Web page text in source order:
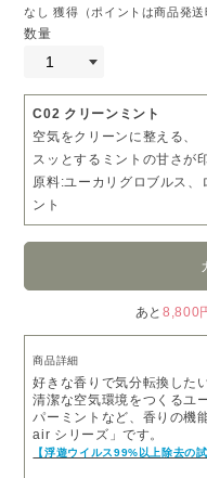
なし 獲得（ポイントは商品発送
数量
C02 クリーンミント
空気をクリーンに整える、
スッとするミントの甘さが
原料:ユーカリグロブルス、
ント
あと8,800
商品詳細
好きな香りで気分転換した
清潔な空気環境をつくるユ
パーミントなど、香りの機
air シリーズ」です。
【浮遊ウイルス99%以上除去の試